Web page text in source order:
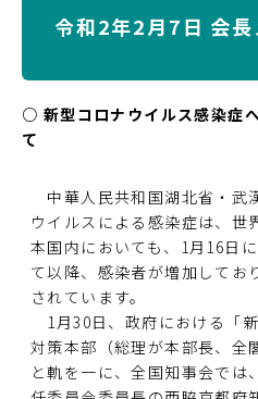
令和2年2月7日 会長
○ 新型コロナウイルス感染症
て
中華人民共和国湖北省・武
ウイルスによる感染症は、世
本国内においても、1月16日
て以降、感染者が増加してお
されています。
1月30日、政府における「
対策本部（総理が本部長、全
と軌を一に、全国知事会では